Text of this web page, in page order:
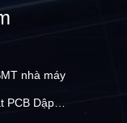
nhà máy
PCB Dập-